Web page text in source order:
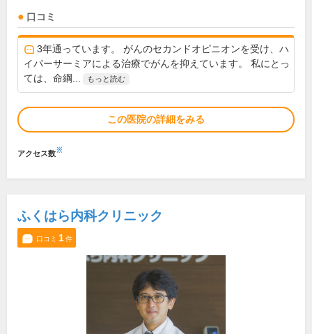
口コミ
3年通っています。 がんのセカンドオピニオンを受け、ハ
イパーサーミアによる治療でがんを抑えています。 私にとっ
ては、命綱...
もっと読む
この医院の詳細をみる
アクセス数※
ふくはら内科クリニック
口コミ 1件